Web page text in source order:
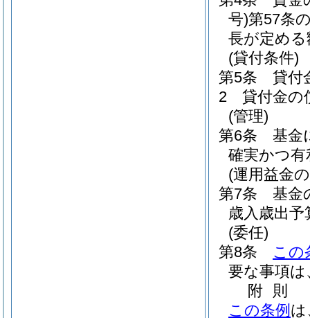
号)第57条
長が定め
(貸付条件)
第5条
貸付
2
貸付金の
(管理)
第6条
基金
確実かつ
(運用益金
第7条
基金
歳入歳出
(委任)
第8条
この
要な事項
附 則
この条例 は